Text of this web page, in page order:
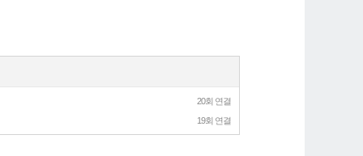
20회 연결
19회 연결